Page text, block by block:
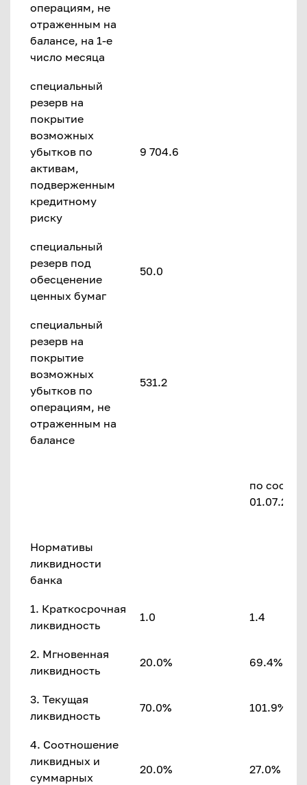
операциям, не
отраженным на
балансе, на 1-е
число месяца
специальный
резерв на
покрытие
возможных
убытков по
активам,
подверженным
кредитному
риску
9 704.6
специальный
резерв под
обесценение
ценных бумаг
50.0
специальный
резерв на
покрытие
возможных
убытков по
операциям, не
отраженным на
балансе
531.2
по
01.07.2017
Нормативы
ликвидности
банка
1. Краткосрочная
ликвидность
1.0 1.4
2. Мгновенная
ликвидность
20.0% 69.4%
3. Текущая
ликвидность
70.0% 101.9%
4. Соотношение
ликвидных и
суммарных
20.0% 27.0%